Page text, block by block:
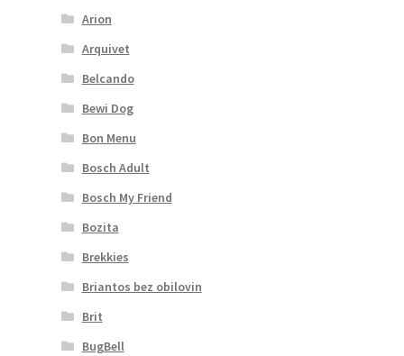
Arion
Arquivet
Belcando
Bewi Dog
Bon Menu
Bosch Adult
Bosch My Friend
Bozita
Brekkies
Briantos bez obilovin
Brit
BugBell